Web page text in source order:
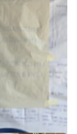
Miliar untuk